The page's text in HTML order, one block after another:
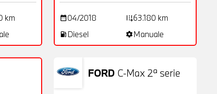
km date_range04/2018 add_road63.180 km
local_gas_station Diesel settingsManuale
FORD C-Max 2ª serie
Usato